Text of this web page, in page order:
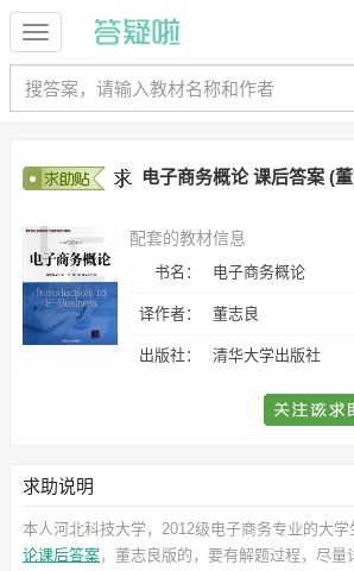
电子商务概论 课后答案 (
配套的教材信息
书名： 电子商务概论
译作者： 董志良
出版社： 清华大学出版社
求助说明
本人河北科技大学，2012级电子商务专业的大学
论课后答案，董志良版的，要有解题过程，尽量